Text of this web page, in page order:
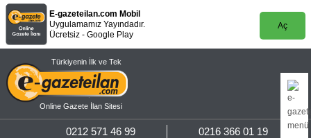
E-gazeteilan.com Mobil
Uygulamamız Yayındadır.
Ücretsiz - Google Play
Aç
Türkiyenin İlk ve Tek
Online Gazete İlan Sitesi
0216 366 01 19
0212 571 46 99